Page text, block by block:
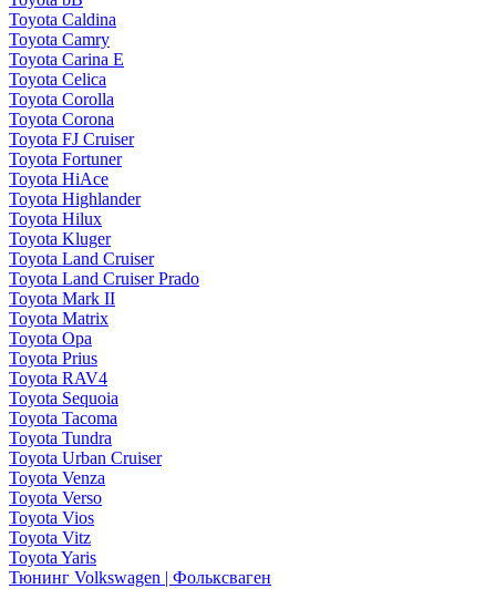
Toyota Caldina
Toyota Camry
Toyota Carina E
Toyota Celica
Toyota Corolla
Toyota Corona
Toyota FJ Cruiser
Toyota Fortuner
Toyota HiAce
Toyota Highlander
Toyota Hilux
Toyota Kluger
Toyota Land Cruiser
Toyota Land Cruiser Prado
Toyota Mark II
Toyota Matrix
Toyota Opa
Toyota Prius
Toyota RAV4
Toyota Sequoia
Toyota Tacoma
Toyota Tundra
Toyota Urban Cruiser
Toyota Venza
Toyota Verso
Toyota Vios
Toyota Vitz
Toyota Yaris
Тюнинг Volkswagen | Фольксваген